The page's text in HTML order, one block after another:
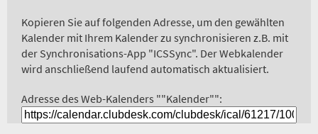
Kopieren Sie auf folgenden Adresse, um den gewählten
Kalender mit Ihrem Kalender zu synchronisieren z.B. mit
der Synchronisations-App "ICSSync". Der Webkalender
wird anschließend laufend automatisch aktualisiert.
Adresse des Web-Kalenders ""Kalender"":